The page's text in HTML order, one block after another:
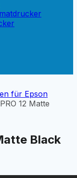
für Epson
12 Matte
Black